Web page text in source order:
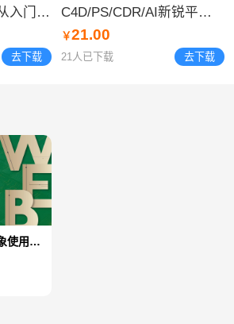
【AI】AI CC2020 从入门到精通视频合集
去下载
C4D/PS/CDR/AI新锐平面视觉设计 字体设计 logo
￥21.00
21人已下载 去下载
JavaScript函数及对象使用【不加密视频】